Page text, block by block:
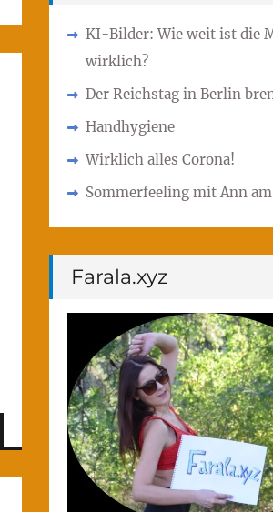
KI-Bilder: Wie weit ist die
wirklich?
Der Reichstag in Berlin
Handhygiene
Wirklich alles Corona!
Sommerfeeling mit Ann
Farala.xyz